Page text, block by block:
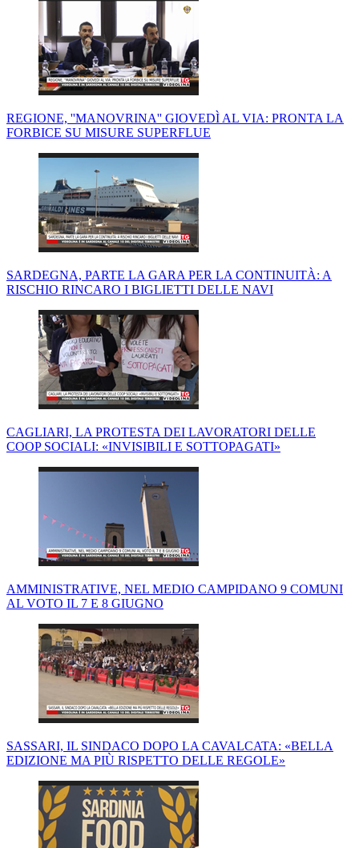
REGIONE, ''MANOVRINA'' GIOVEDÌ AL VIA: PRONTA LA
FORBICE SU MISURE SUPERFLUE
SARDEGNA, PARTE LA GARA PER LA CONTINUITÀ: A
RISCHIO RINCARO I BIGLIETTI DELLE NAVI
CAGLIARI, LA PROTESTA DEI LAVORATORI DELLE
COOP SOCIALI: «INVISIBILI E SOTTOPAGATI»
AMMINISTRATIVE, NEL MEDIO CAMPIDANO 9 COMUNI
AL VOTO IL 7 E 8 GIUGNO
SASSARI, IL SINDACO DOPO LA CAVALCATA: «BELLA
EDIZIONE MA PIÙ RISPETTO DELLE REGOLE»